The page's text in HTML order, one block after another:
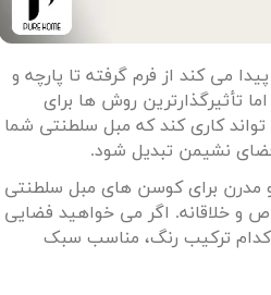
می کند از فرم گرفته تا پارچه و
تأثیرگذارترین روش ها برای
کاری کند که مبل سلطنتی شما
نشیمن تبدیل شود.
برای کوسن های مبل سلطنتی
و خلاقانه. اگر می خواهید فضایی
کدام ترکیب رنگ، مناسب سبک